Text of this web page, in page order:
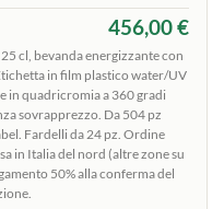
456,00 €
cl, bevanda energizzante con
in film plastico water/UV
in quadricromia a 360 gradi
sovrapprezzo. Da 504 pz
Fardelli da 24 pz. Ordine
in Italia del nord (altre zone su
50% alla conferma del